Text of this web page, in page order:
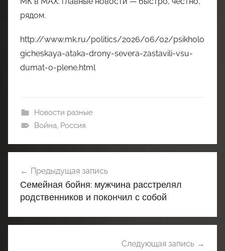
рядом.
http://www.mk.ru/politics/2026/06/02/psikholo
gicheskaya-ataka-drony-severa-zastavili-vsu-
dumat-o-plene.html
Новости разные
Война Россия
по
записям
Предыдущая запись
Семейная бойня: мужчина расстрелял
родственников и покончил с собой
Следующая запись